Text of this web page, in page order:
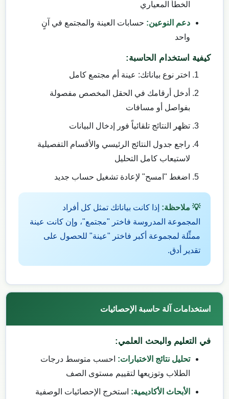
الخطأ المعياري
دعم النوعين: حسابات العينة والمجتمع في آنٍ
واحد
كيفية استخدام الحاسبة:
اختر نوع بياناتك: عينة أم مجتمع كامل
أدخل أرقامك في الحقل المخصص مفصولة
بفواصل أو مسافات
تظهر النتائج تلقائياً فور إدخال البيانات
راجع جدول النتائج الرئيسي والأقسام التفصيلية
لاستيعاب كامل التحليل
اضغط "امسح" لإعادة تشغيل حساب جديد
💡 ملاحظة: إذا كانت بياناتك تمثل كل أفراد
المجموعة المدروسة فاختر "مجتمع"، وإن كانت عينة
ممثِّلة لمجموعة أكبر فاختر "عينة" للحصول على
تقدير أدق.
استخدامات آلة حاسبة الإحصائيات
في التعليم والبحث العلمي:
تحليل نتائج الاختبارات: احسب متوسط درجات
الطلاب وتوزيعها لتقييم مستوى الصف
الأبحاث الأكاديمية: استخرج الإحصائيات الوصفية